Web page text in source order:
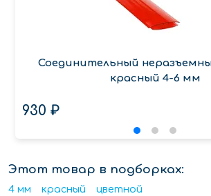
Соединительный
красный 4-6 мм
930 ₽
Этот товар в подборках:
4 мм красный цветной